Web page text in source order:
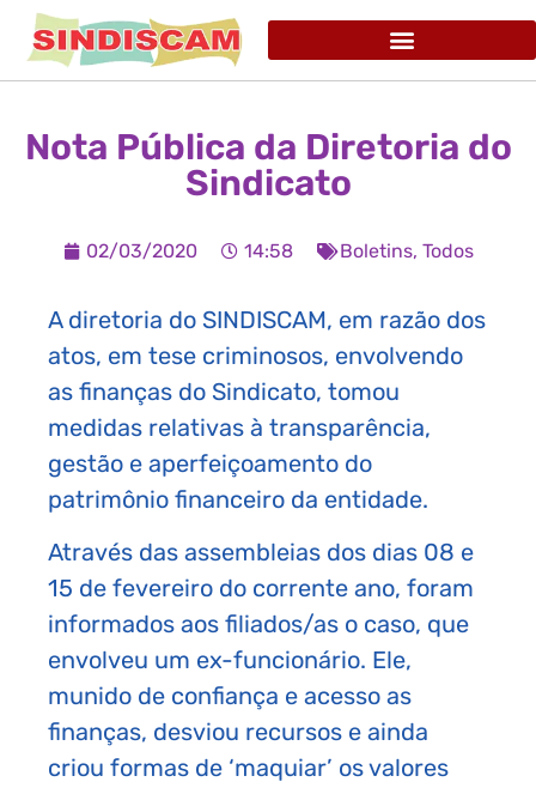
Nota Pública da Diretoria do
Sindicato
02/03/2020 14:58 Boletins, Todos
A diretoria do SINDISCAM, em razão dos
atos, em tese criminosos, envolvendo
as finanças do Sindicato, tomou
medidas relativas à transparência,
gestão e aperfeiçoamento do
patrimônio financeiro da entidade.
Através das assembleias dos dias 08 e
15 de fevereiro do corrente ano, foram
informados aos filiados/as o caso, que
envolveu um ex-funcionário. Ele,
munido de confiança e acesso as
finanças, desviou recursos e ainda
criou formas de ‘maquiar’ os valores